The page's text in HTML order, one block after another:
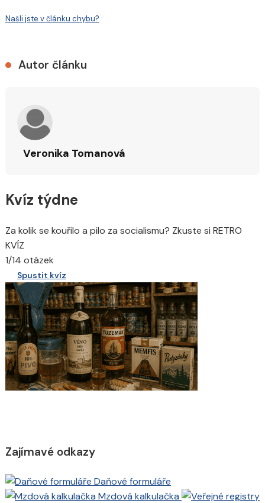
Našli jste v článku chybu?
Autor článku
Veronika Tomanová
Kvíz týdne
Za kolik se kouřilo a pilo za socialismu? Zkuste si RETRO
KVÍZ
1/14 otázek
Spustit kvíz
Zajímavé odkazy
Daňové formuláře
Mzdová kalkulačka